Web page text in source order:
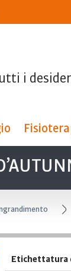
i
Etichettatura